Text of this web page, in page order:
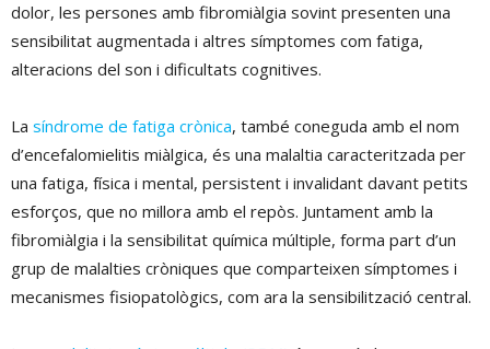
dolor, les persones amb fibromiàlgia sovint presenten una
sensibilitat augmentada i altres símptomes com fatiga,
alteracions del son i dificultats cognitives.
La síndrome de fatiga crònica, també coneguda amb el nom
d’encefalomielitis miàlgica, és una malaltia caracteritzada per
una fatiga, física i mental, persistent i invalidant davant petits
esforços, que no millora amb el repòs. Juntament amb la
fibromiàlgia i la sensibilitat química múltiple, forma part d’un
grup de malalties cròniques que comparteixen símptomes i
mecanismes fisiopatològics, com ara la sensibilització central.